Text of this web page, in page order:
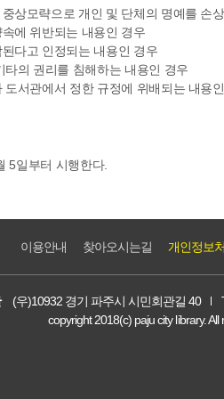
상모략으로 개인 및 단체의 명예를 손
에 위반되는 내용인 경우
다고 인정되는 내용인 경우
타의 권리를 침해하는 내용인 경우
도서관에서 정한 규정에 위배되는 내용
5일부터 시행한다.
이용안내 찾아오시는길 개인정보
(우)10932 경기 파주시 시민회관길 40
copyright 2018(c) paju city library. All